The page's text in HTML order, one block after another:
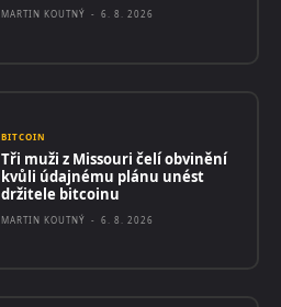
MARTIN KOUTNÝ - 6. 8. 2026
BITCOIN
Tři muži z Missouri čelí obvinění
kvůli údajnému plánu unést
držitele bitcoinu
MARTIN KOUTNÝ - 6. 8. 2026